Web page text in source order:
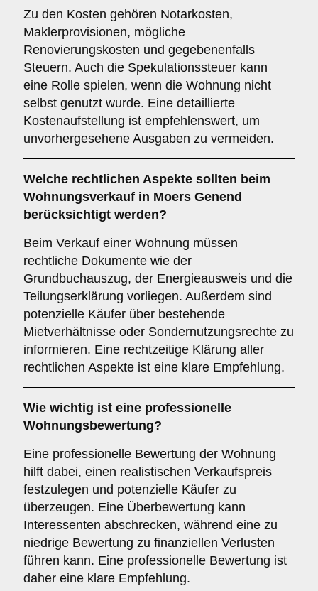
Zu den Kosten gehören Notarkosten,
Maklerprovisionen, mögliche
Renovierungskosten und gegebenenfalls
Steuern. Auch die Spekulationssteuer kann
eine Rolle spielen, wenn die Wohnung nicht
selbst genutzt wurde. Eine detaillierte
Kostenaufstellung ist empfehlenswert, um
unvorhergesehene Ausgaben zu vermeiden.
Welche rechtlichen Aspekte sollten beim
Wohnungsverkauf in Moers Genend
berücksichtigt werden?
Beim Verkauf einer Wohnung müssen
rechtliche Dokumente wie der
Grundbuchauszug, der Energieausweis und die
Teilungserklärung vorliegen. Außerdem sind
potenzielle Käufer über bestehende
Mietverhältnisse oder Sondernutzungsrechte zu
informieren. Eine rechtzeitige Klärung aller
rechtlichen Aspekte ist eine klare Empfehlung.
Wie wichtig ist eine professionelle
Wohnungsbewertung?
Eine professionelle Bewertung der Wohnung
hilft dabei, einen realistischen Verkaufspreis
festzulegen und potenzielle Käufer zu
überzeugen. Eine Überbewertung kann
Interessenten abschrecken, während eine zu
niedrige Bewertung zu finanziellen Verlusten
führen kann. Eine professionelle Bewertung ist
daher eine klare Empfehlung.